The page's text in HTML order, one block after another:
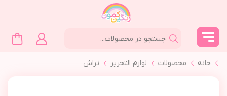
خانه محصولات لوازم التحرير تراش